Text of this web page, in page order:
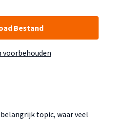
Bestand
topic, waar veel